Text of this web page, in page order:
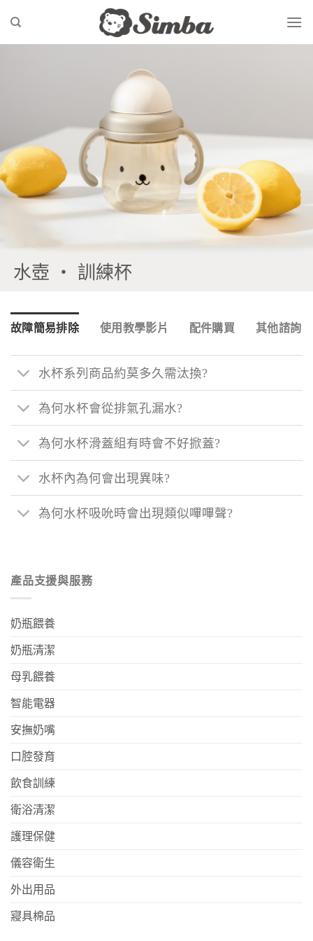
content
水壺 ‧ 訓練杯
產品支援與服務
奶瓶餵養
奶瓶清潔
母乳餵養
智能電器
安撫奶嘴
口腔發育
飲食訓練
衛浴清潔
護理保健
儀容衛生
外出用品
寢具棉品
故障簡易排除 使用教學影片 配件購買 其他諮詢
水杯系列商品約莫多久需汰換?
為何水杯會從排氣孔漏水?
為何水杯滑蓋組有時會不好掀蓋?
水杯內為何會出現異味?
為何水杯吸吮時會出現類似嗶嗶聲?